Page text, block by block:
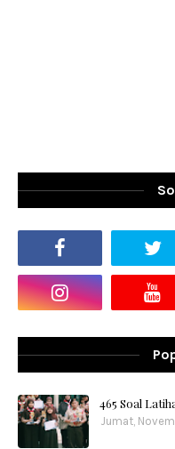
465 Soal
Jumat,